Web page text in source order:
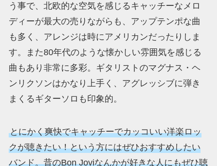
う事で、北欧的な空気を感じるキャッチーなメロ
ディーが最大の売りながらも、アップテンポな曲
も多く、アレンジは時にアメリカンだったりしま
す。また80年代のような懐かしい雰囲気を感じる
曲もあり非常に多彩。ギタリストのマグナス・ヘ
ンリクソンはかなり上手く、アグレッシブに弾き
まくるギターソロも印象的。
とにかく爽快でキャッチーでカッコいい洋楽ロッ
クが聴きたい！という方にはぜひおすすめしたい
バンド。昔のBon Joviなんかが好きな人にもぜひ聴